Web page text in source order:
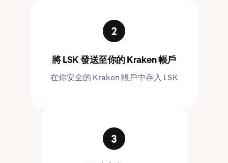
將 LSK 發送至你的 Kraken 帳戶
在你安全的 Kraken 帳戶中存入 LSK